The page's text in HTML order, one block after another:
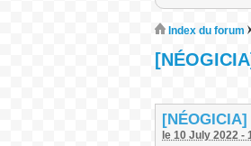
Index du forum
le 10 July 2022 -